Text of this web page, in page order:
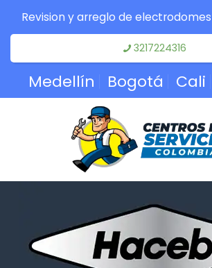
Revision y arreglo de
3217224316
Medellín Bogotá Cali